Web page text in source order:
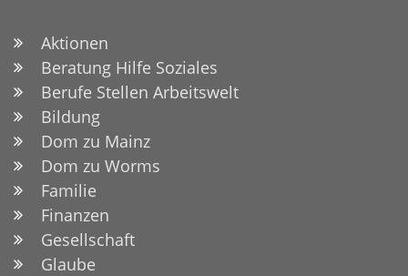
Aktionen
Beratung Hilfe Soziales
Berufe Stellen Arbeitswelt
Bildung
Dom zu Mainz
Dom zu Worms
Familie
Finanzen
Gesellschaft
Glaube